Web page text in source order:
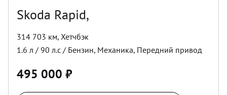
Skoda Rapid,
314 703 км, Хетчбэк
1.6 л / 90 л.с / Бензин, Механика, Передний привод
495 000 ₽